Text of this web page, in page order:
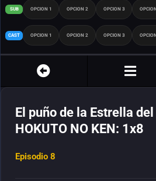
SUB OPCION 1 OPCION 2 OPCION 3
CAST OPCION 1 OPCION 2 OPCION 3
El puño de la Estrella
HOKUTO NO KEN: 1x8
Episodio 8